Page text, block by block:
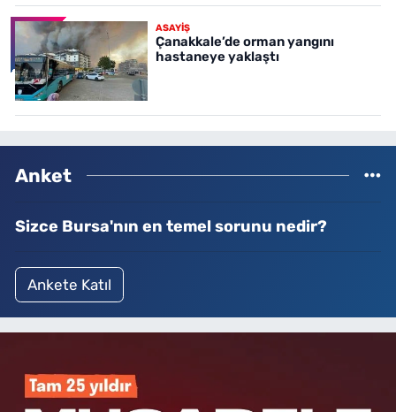
ASAYİŞ
Çanakkale’de orman yangını
hastaneye yaklaştı
Anket
Sizce Bursa'nın en temel sorunu nedir?
Ankete Katıl